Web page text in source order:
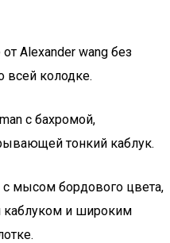
Alexander wang без
всей колодке.
с бахромой,
тонкий каблук.
мысом бордового цвета,
и широким